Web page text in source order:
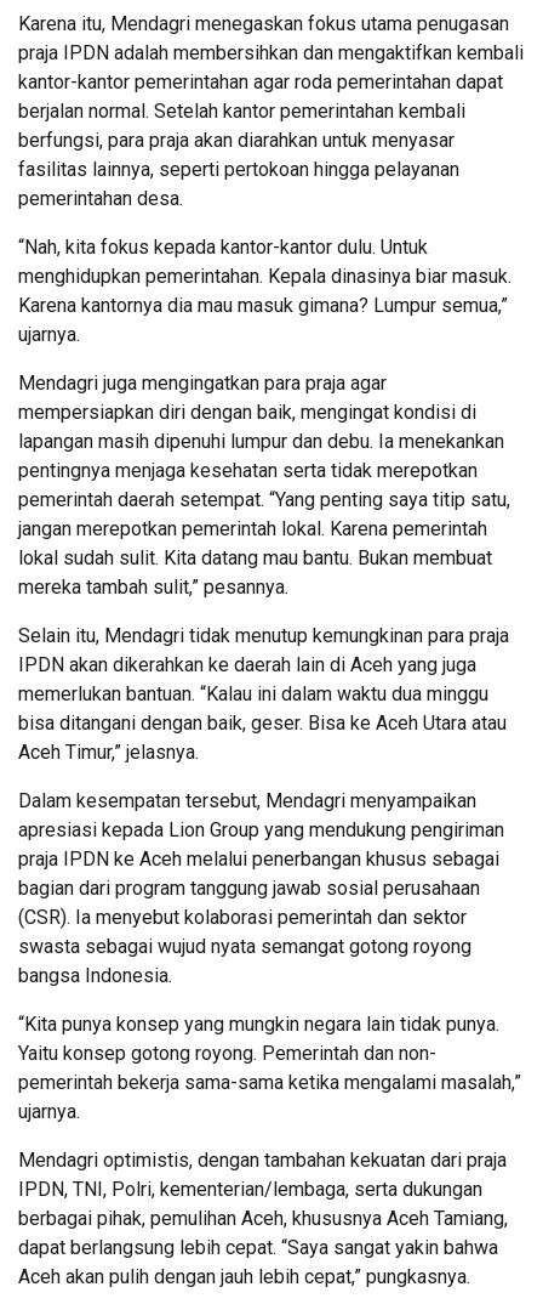
Karena itu, Mendagri menegaskan fokus utama penugasan
praja IPDN adalah membersihkan dan mengaktifkan kembali
kantor-kantor pemerintahan agar roda pemerintahan dapat
berjalan normal. Setelah kantor pemerintahan kembali
berfungsi, para praja akan diarahkan untuk menyasar
fasilitas lainnya, seperti pertokoan hingga pelayanan
pemerintahan desa.
“Nah, kita fokus kepada kantor-kantor dulu. Untuk
menghidupkan pemerintahan. Kepala dinasinya biar masuk.
Karena kantornya dia mau masuk gimana? Lumpur semua,”
ujarnya.
Mendagri juga mengingatkan para praja agar
mempersiapkan diri dengan baik, mengingat kondisi di
lapangan masih dipenuhi lumpur dan debu. Ia menekankan
pentingnya menjaga kesehatan serta tidak merepotkan
pemerintah daerah setempat. “Yang penting saya titip satu,
jangan merepotkan pemerintah lokal. Karena pemerintah
lokal sudah sulit. Kita datang mau bantu. Bukan membuat
mereka tambah sulit,” pesannya.
Selain itu, Mendagri tidak menutup kemungkinan para praja
IPDN akan dikerahkan ke daerah lain di Aceh yang juga
memerlukan bantuan. “Kalau ini dalam waktu dua minggu
bisa ditangani dengan baik, geser. Bisa ke Aceh Utara atau
Aceh Timur,” jelasnya.
Dalam kesempatan tersebut, Mendagri menyampaikan
apresiasi kepada Lion Group yang mendukung pengiriman
praja IPDN ke Aceh melalui penerbangan khusus sebagai
bagian dari program tanggung jawab sosial perusahaan
(CSR). Ia menyebut kolaborasi pemerintah dan sektor
swasta sebagai wujud nyata semangat gotong royong
bangsa Indonesia.
“Kita punya konsep yang mungkin negara lain tidak punya.
Yaitu konsep gotong royong. Pemerintah dan non-
pemerintah bekerja sama-sama ketika mengalami masalah,”
ujarnya.
Mendagri optimistis, dengan tambahan kekuatan dari praja
IPDN, TNI, Polri, kementerian/lembaga, serta dukungan
berbagai pihak, pemulihan Aceh, khususnya Aceh Tamiang,
dapat berlangsung lebih cepat. “Saya sangat yakin bahwa
Aceh akan pulih dengan jauh lebih cepat,” pungkasnya.